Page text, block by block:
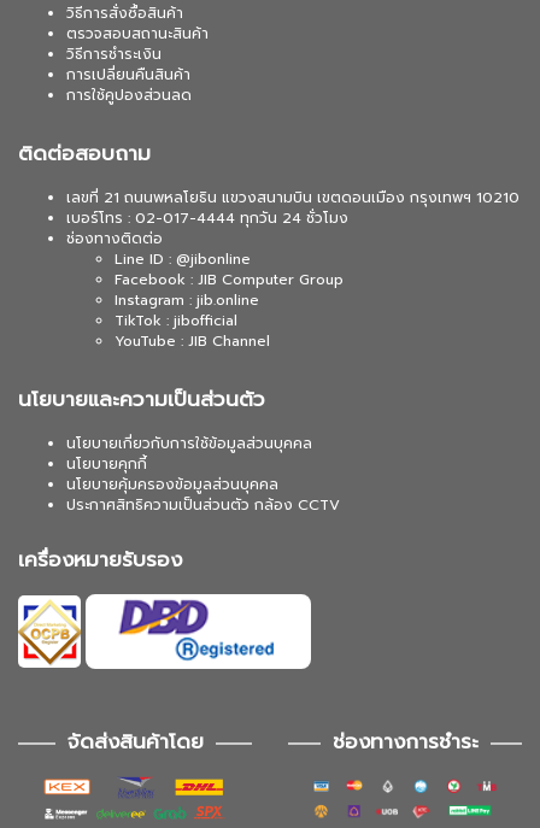
วิธีการสั่งซื้อสินค้า
ตรวจสอบสถานะสินค้า
วิธีการชำระเงิน
การเปลี่ยนคืนสินค้า
การใช้คูปองส่วนลด
ติดต่อสอบถาม
เลขที่ 21 ถนนพหลโยธิน แขวงสนามบิน เขตดอนเมือง กรุงเทพฯ 10210
เบอร์โทร : 02-017-4444 ทุกวัน 24 ชั่วโมง
ช่องทางติดต่อ
Line ID : @jibonline
Facebook : JIB Computer Group
Instagram : jib.online
TikTok : jibofficial
YouTube : JIB Channel
นโยบายและความเป็นส่วนตัว
นโยบายเกี่ยวกับการใช้ข้อมูลส่วนบุคคล
นโยบายคุกกี้
นโยบายคุ้มครองข้อมูลส่วนบุคคล
ประกาศสิทธิความเป็นส่วนตัว กล้อง CCTV
เครื่องหมายรับรอง
จัดส่งสินค้าโดย ช่องทางการชำระ